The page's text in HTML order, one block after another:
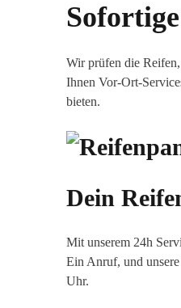
Wir prüfen die
Ihnen Vor-Ort-
bieten.
Dein
Mit unserem 24h
Ein Anruf, und
Uhr.